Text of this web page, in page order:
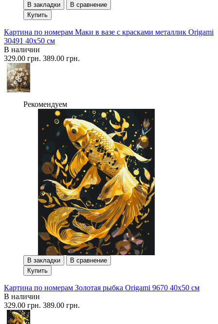
В закладки
В сравнение
Купить
Картина по номерам Маки в вазе с красками металлик Origami
30491 40x50 см
В наличии
329.00 грн. 389.00 грн.
Рекомендуем
В закладки
В сравнение
Купить
Картина по номерам Золотая рыбка Origami 9670 40x50 см
В наличии
329.00 грн. 389.00 грн.